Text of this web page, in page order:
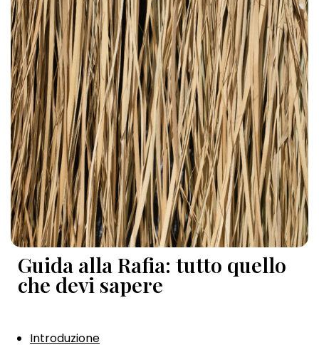
Guida alla Rafia: tutto quello
che devi sapere
Introduzione